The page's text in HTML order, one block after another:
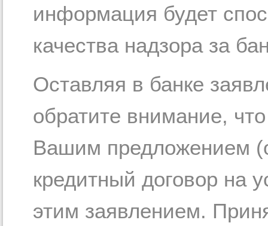
информация будет
качества надзора за
Оставляя в банке
обратите внимание,
Вашим предложением
кредитный договор на
этим заявлением.